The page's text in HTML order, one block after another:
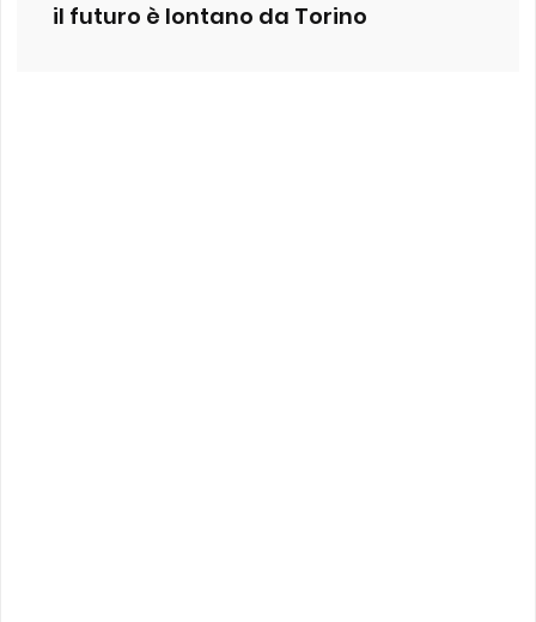
il futuro è lontano da Torino